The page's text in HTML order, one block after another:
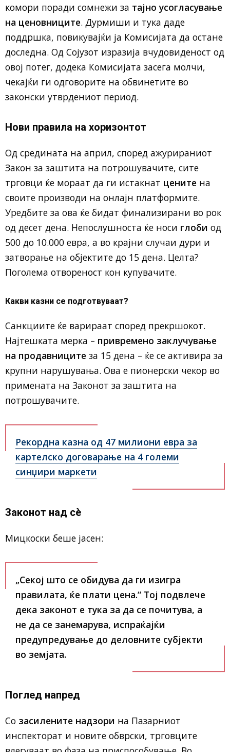
комори поради сомнежи за тајно усогласување
на ценовниците. Дурмиши и тука даде
поддршка, повикувајќи ја Комисијата да остане
доследна. Од Сојузот изразија вчудовиденост од
овој потег, додека Комисијата засега молчи,
чекајќи ги одговорите на обвинетите во
законски утврдениот период.
Нови правила на хоризонтот
Од средината на април, според ажурираниот
Закон за заштита на потрошувачите, сите
трговци ќе мораат да ги истакнат цените на
своите производи на онлајн платформите.
Уредбите за ова ќе бидат финализирани во рок
од десет дена. Непослушноста ќе носи глоби од
500 до 10.000 евра, а во крајни случаи дури и
затворање на објектите до 15 дена. Целта?
Поголема отвореност кон купувачите.
Какви казни се подготвуваат?
Санкциите ќе варираат според прекршокот.
Најтешката мерка – привремено заклучување
на продавниците за 15 дена – ќе се активира за
крупни нарушувања. Ова е пионерски чекор во
примената на Законот за заштита на
потрошувачите.
Рекордна казна од 47 милиони евра за
картелско договарање на 4 големи
синџири маркети
Законот над сè
Мицкоски беше јасен:
„Секој што се обидува да ги изигра
правилата, ќе плати цена.“ Тој подвлече
дека законот е тука за да се почитува, а
не да се занемарува, испраќајќи
предупредување до деловните субјекти
во земјата.
Поглед напред
Со засилените надзори на Пазарниот
инспекторат и новите обврски, трговците